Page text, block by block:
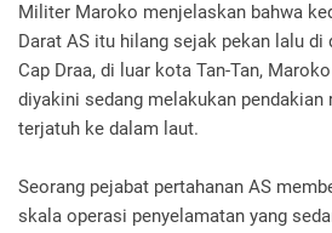
Militer Maroko menjelaskan bahwa
Darat AS itu hilang sejak pekan lalu di
Cap Draa, di luar kota Tan-Tan,
diyakini sedang melakukan pendakian
terjatuh ke dalam laut.
Seorang pejabat pertahanan AS
skala operasi penyelamatan yang